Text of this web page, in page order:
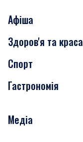
Афіша
Сьогодні
Завтра
Субота
Здоров'я та краса
Медицина
Краса
Спорт
Гастрономія
Рецепти
Медіа